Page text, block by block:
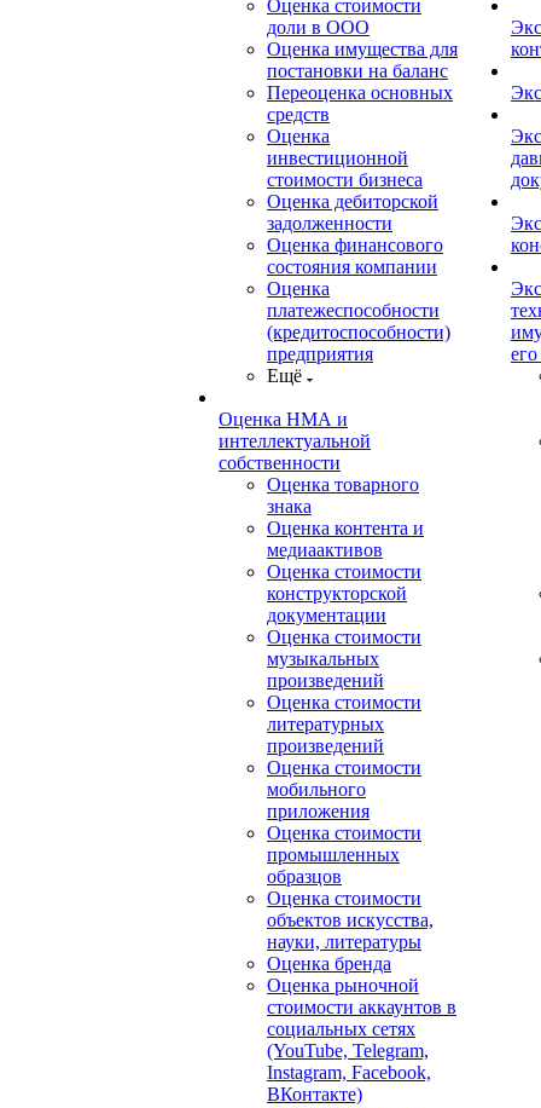
Оценка стоимости
доли в ООО
Оценка имущества для
постановки на баланс
Переоценка основных
средств
Оценка
инвестиционной
стоимости бизнеса
Оценка дебиторской
задолженности
Оценка финансового
состояния компании
Оценка
платежеспособности
(кредитоспособности)
предприятия
Ещё
Оценка НМА и
интеллектуальной
собственности
Оценка товарного
знака
Оценка контента и
медиаактивов
Оценка стоимости
конструкторской
документации
Оценка стоимости
музыкальных
произведений
Оценка стоимости
литературных
произведений
Оценка стоимости
мобильного
приложения
Оценка стоимости
промышленных
образцов
Оценка стоимости
объектов искусства,
науки, литературы
Оценка бренда
Оценка рыночной
стоимости аккаунтов в
социальных сетях
(YouTube, Telegram,
Instagram, Facebook,
ВКонтакте)